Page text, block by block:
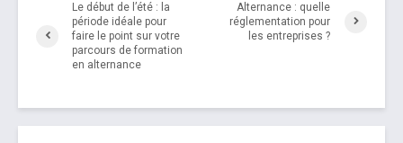
Le début de l’été : la
période idéale pour
faire le point sur votre
parcours de formation
en alternance
Alternance : quelle
réglementation pour
les entreprises ?